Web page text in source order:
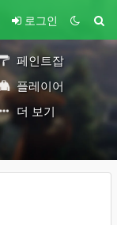
로그인
페인트잡
플레이어
더 보기